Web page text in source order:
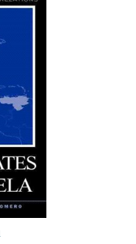
數學女孩：黎曼猜想